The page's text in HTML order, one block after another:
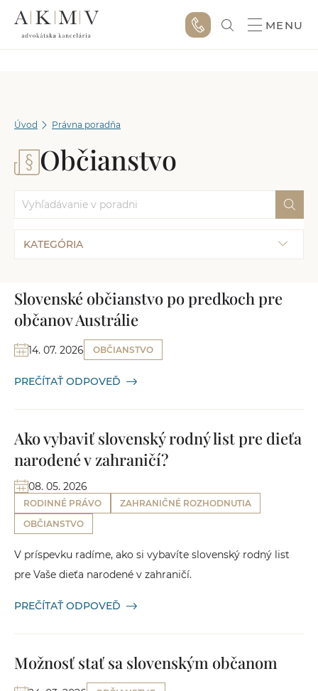
MENU
Úvod Právna poradňa
Občianstvo
KATEGÓRIA
Slovenské občianstvo po predkoch pre
občanov Austrálie
14. 07. 2026 OBČIANSTVO
PREČÍTAŤ ODPOVEĎ
Ako vybaviť slovenský rodný list pre dieťa
narodené v zahraničí?
08. 05. 2026
RODINNÉ PRÁVO
ZAHRANIČNÉ ROZHODNUTIA
OBČIANSTVO
V príspevku radíme, ako si vybavíte slovenský rodný list
pre Vaše dieťa narodené v zahraničí.
PREČÍTAŤ ODPOVEĎ
Možnosť stať sa slovenským občanom